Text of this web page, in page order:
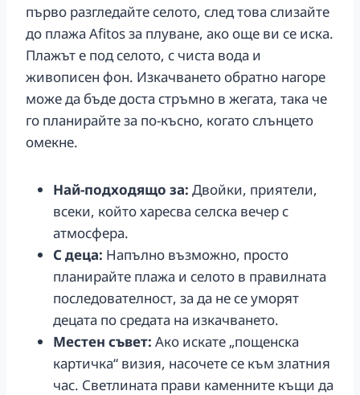
първо разгледайте селото, след това слизайте
до плажа Afitos за плуване, ако още ви се иска.
Плажът е под селото, с чиста вода и
живописен фон. Изкачването обратно нагоре
може да бъде доста стръмно в жегата, така че
го планирайте за по-късно, когато слънцето
омекне.
Най-подходящо за: Двойки, приятели,
всеки, който харесва селска вечер с
атмосфера.
С деца: Напълно възможно, просто
планирайте плажа и селото в правилната
последователност, за да не се уморят
децата по средата на изкачването.
Местен съвет: Ако искате „пощенска
картичка“ визия, насочете се към златния
час. Светлината прави каменните къщи да